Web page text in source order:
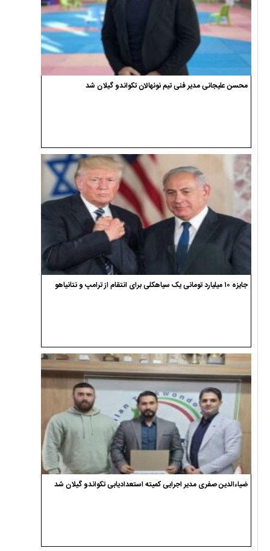
محسن علیجانی مدیر فنی تیم نونهالان تکواندو گیلان شد
جایزه ۱۰ میلیارد تومانی یک سیاهکلی برای انتقام از ترامپ و نتانیاهو
ضیاءالدین صفری مدیر اجرایی کمیته استعدادیابی تکواندو گیلان شد